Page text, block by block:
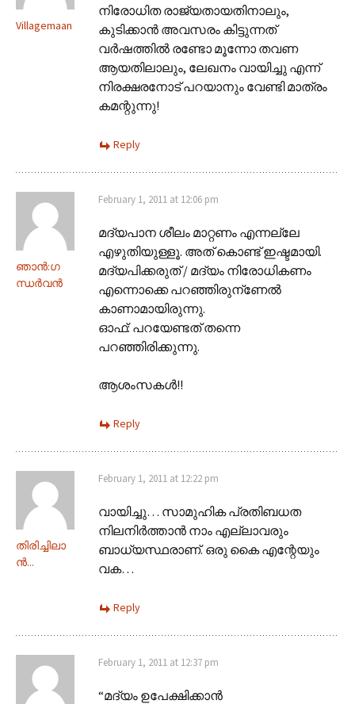
Villagemaan
നിരോധിത രാജ്യതായതിനാലും,
കുടിക്കാന്‍ അവസരം കിട്ടുന്നത്
വര്‍ഷത്തില്‍ രണ്ടോ മൂന്നോ തവണ
ആയതിലാലും, ലേഖനം വായിച്ചു എന്ന്
നിരക്ഷരനോട് പറയാനും വേണ്ടി മാത്രം
കമന്റുന്നു!
Reply
ഞാന്‍:ഗ
ന്ധര്‍വന്‍
February 1, 2011 at 12:06 pm
മദ്യപാന ശീലം മാറ്റണം എന്നല്ലേ
എഴുതിയുള്ളൂ. അത് കൊണ്ട് ഇഷ്ടമായി.
മദ്യപിക്കരുത് / മദ്യം നിരോധികണം
എന്നൊക്കെ പറഞ്ഞിരുന്ണേല്‍
കാണാമായിരുന്നു.
ഓഫ്‌: പറയേണ്ടത് തന്നെ
പറഞ്ഞിരിക്കുന്നു.
ആശംസകള്‍!!
Reply
തിരിച്ചിലാ
ന്‍...
February 1, 2011 at 12:22 pm
വായിച്ചു… സാമുഹിക പ്രതിബധത
നിലനിര്‍ത്താന്‍ നാം എല്ലാവരും
ബാധ്യസ്ഥരാണ്. ഒരു കൈ എന്റേയും
വക…
Reply
February 1, 2011 at 12:37 pm
“മദ്യം ഉപേക്ഷിക്കാന്‍